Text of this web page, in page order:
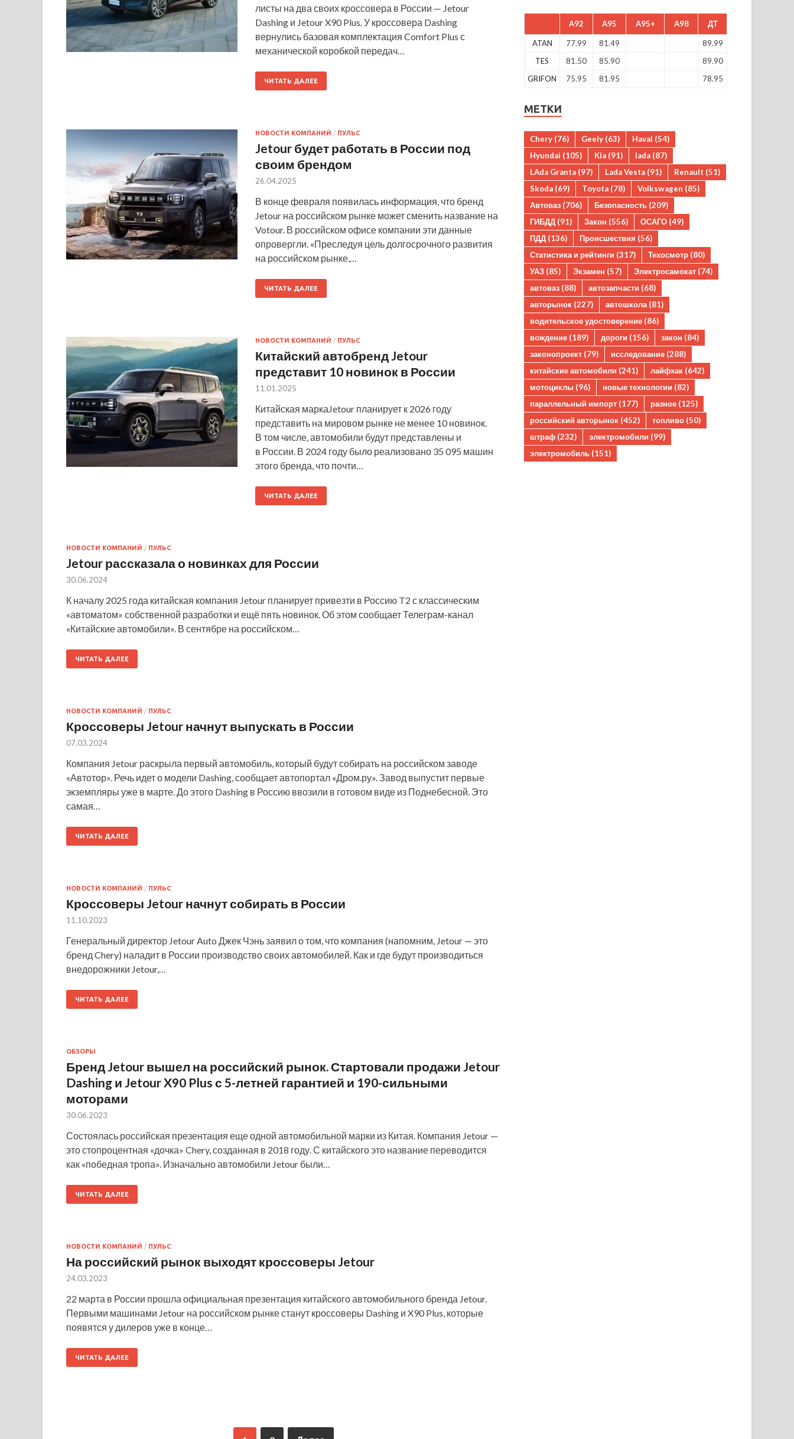
листы на два своих кроссовера в России — Jetour
Dashing и Jetour X90 Plus. У кроссовера Dashing
вернулись базовая комплектация Comfort Plus с
механической коробкой передач…
ЧИТАТЬ ДАЛЕЕ
НОВОСТИ КОМПАНИЙ / ПУЛЬС
Jetour будет работать в России под
своим брендом
26.04.2025
В конце февраля появилась информация, что бренд
Jetour на российском рынке может сменить название на
Votour. В российском офисе компании эти данные
опровергли. «Преследуя цель долгосрочного развития
на российском рынке,…
ЧИТАТЬ ДАЛЕЕ
НОВОСТИ КОМПАНИЙ / ПУЛЬС
Китайский автобренд Jetour
представит 10 новинок в России
11.01.2025
Китайская маркаJetour планирует к 2026 году
представить на мировом рынке не менее 10 новинок.
В том числе, автомобили будут представлены и
в России. В 2024 году было реализовано 35 095 машин
этого бренда, что почти…
ЧИТАТЬ ДАЛЕЕ
НОВОСТИ КОМПАНИЙ / ПУЛЬС
Jetour рассказала о новинках для России
30.06.2024
К началу 2025 года китайская компания Jetour планирует привезти в Россию T2 с классическим
«автоматом» собственной разработки и ещё пять новинок. Об этом сообщает Телеграм-канал
«Китайские автомобили». В сентябре на российском…
ЧИТАТЬ ДАЛЕЕ
НОВОСТИ КОМПАНИЙ / ПУЛЬС
Кроссоверы Jetour начнут выпускать в России
07.03.2024
Компания Jetour раскрыла первый автомобиль, который будут собирать на российском заводе
«Автотор». Речь идет о модели Dashing, сообщает автопортал «Дром.ру». Завод выпустит первые
экземпляры уже в марте. До этого Dashing в Россию ввозили в готовом виде из Поднебесной. Это
самая…
ЧИТАТЬ ДАЛЕЕ
НОВОСТИ КОМПАНИЙ / ПУЛЬС
Кроссоверы Jetour начнут собирать в России
11.10.2023
Генеральный директор Jetour Auto Джек Чэнь заявил о том, что компания (напомним, Jetour — это
бренд Chery) наладит в России производство своих автомобилей. Как и где будут производиться
внедорожники Jetour,…
ЧИТАТЬ ДАЛЕЕ
ОБЗОРЫ
Бренд Jetour вышел на российский рынок. Стартовали продажи Jetour
Dashing и Jetour X90 Plus с 5-летней гарантией и 190-сильными
моторами
30.06.2023
Состоялась российская презентация еще одной автомобильной марки из Китая. Компания Jetour —
это стопроцентная «дочка» Chery, созданная в 2018 году. С китайского это название переводится
как «победная тропа». Изначально автомобили Jetour были…
ЧИТАТЬ ДАЛЕЕ
НОВОСТИ КОМПАНИЙ / ПУЛЬС
На российский рынок выходят кроссоверы Jetour
24.03.2023
22 марта в России прошла официальная презентация китайского автомобильного бренда Jetour.
Первыми машинами Jetour на российском рынке станут кроссоверы Dashing и X90 Plus, которые
появятся у дилеров уже в конце…
ЧИТАТЬ ДАЛЕЕ
A92 A95 A95+ A98 ДТ
ATAN 77.99 81.49
89.99
TES
81.50 85.90
89.90
GRIFON
75.95 81.95 78.95
МЕТКИ
Chery (76) Geely (63) Haval (54)
Hyundai (105) Kia (91) lada (87)
LAda Granta (97) Lada Vesta (91) Renault (51)
Skoda (69) Toyota (78) Volkswagen (85)
Автоваз (706) Безопасность (209)
ГИБДД (91) Закон (556) ОСАГО (49)
ПДД (136) Происшествия (56)
Статистика и рейтинги (317) Техосмотр (80)
УАЗ (85) Экзамен (57) Электросамокат (74)
автоваз (88) автозапчасти (68)
авторынок (227) автошкола (81)
водительское удостоверение (86)
вождение (189) дороги (156) закон (84)
законопроект (79) исследование (288)
китайские автомобили (241) лайфхак (642)
мотоциклы (96) новые технологии (82)
параллельный импорт (177) разное (125)
российский авторынок (452) топливо (50)
штраф (232) электромобили (99)
электромобиль (151)